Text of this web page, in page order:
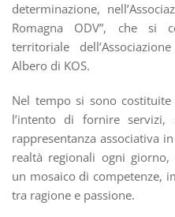
determinazione,
Romagna ODV”, che si
territoriale
Albero di KOS.
Nel tempo si sono
l’intento di fornire servizi,
rappresentanza associativa
realtà regionali ogni
un mosaico di competenze,
tra ragione e passione.